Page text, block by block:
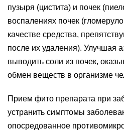
пузыря (цистита) и почек
воспалениях почек
качестве средства,
после их удаления). Улучшая
выводить соли из почек,
обмен веществ в организме
Прием фито препарата при
устранить симптомы
опосредованное